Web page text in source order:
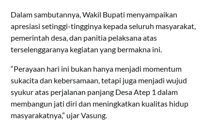
Dalam sambutannya, Wakil Bupati menyampaikan
apresiasi setinggi-tingginya kepada seluruh masyarakat,
pemerintah desa, dan panitia pelaksana atas
terselenggaranya kegiatan yang bermakna ini.
“Perayaan hari ini bukan hanya menjadi momentum
sukacita dan kebersamaan, tetapi juga menjadi wujud
syukur atas perjalanan panjang Desa Atep 1 dalam
membangun jati diri dan meningkatkan kualitas hidup
masyarakatnya,” ujar Vasung.